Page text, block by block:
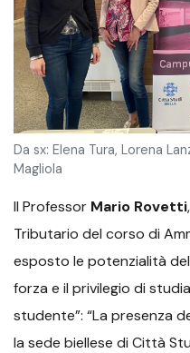
Da sx: Elena Tura, Lorena
Magliola
Il Professor Mario Rovetti
Tributario del corso di
esposto le potenzialità
forza e il privilegio di
studente”: “La presenza
la sede biellese di Città